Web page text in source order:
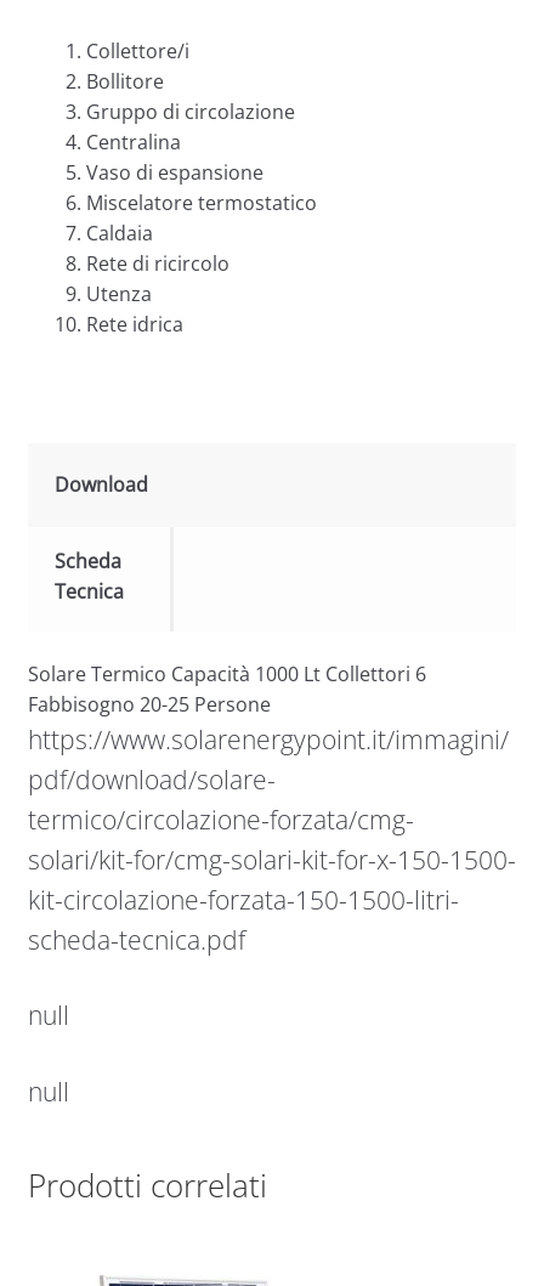
Collettore/i
Bollitore
Gruppo di circolazione
Centralina
Vaso di espansione
Miscelatore termostatico
Caldaia
Rete di ricircolo
Utenza
Rete idrica
Download
Scheda
Tecnica
Solare Termico Capacità 1000 Lt Collettori 6
Fabbisogno 20-25 Persone
https://www.solarenergypoint.it/immagini/
pdf/download/solare-
termico/circolazione-forzata/cmg-
solari/kit-for/cmg-solari-kit-for-x-150-1500-
kit-circolazione-forzata-150-1500-litri-
scheda-tecnica.pdf
null
null
Prodotti correlati